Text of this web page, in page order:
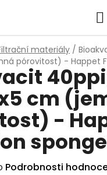
materiály /
pórovitost) - Happet
cm
-
sponge
Podrobnosti